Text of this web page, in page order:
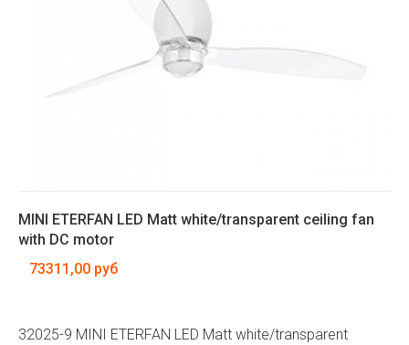
MINI ETERFAN LED Matt white/transparent ceiling fan
with DC motor
73311,00 руб
32025-9 MINI ETERFAN LED Matt white/transparent